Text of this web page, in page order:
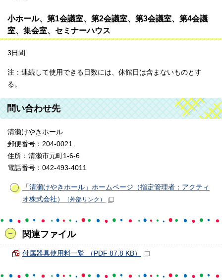
小ホール、第1会議室、第2会議室、第3会議室、第4会議
室、集会室、セミナーハウス
3日間
注：連続して使用できる日数には、休館日は含まないものとす
る。
問い合わせ先
清瀬けやきホール
郵便番号：204-0021
住所：清瀬市元町1-6-6
電話番号：042-493-4011
「清瀬けやきホール」ホームページ（指定管理者：アクティ
オ株式会社）
（外部リンク）
関連ファイル
付属器具使用料一覧 （PDF 87.8 KB）